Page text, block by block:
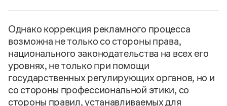
Однако коррекция рекламного процесса
возможна не только со стороны права,
национального законодательства на всех его
уровнях, не только при помощи
государственных регулирующих органов, но и
со стороны профессиональной этики, со
стороны правил, устанавливаемых для